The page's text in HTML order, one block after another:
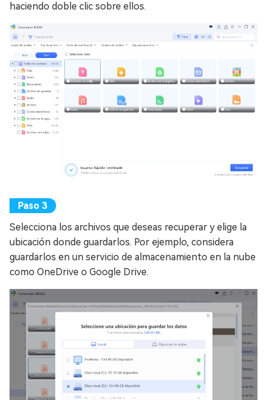
haciendo doble clic sobre ellos.
Selecciona los archivos que deseas recuperar y elige la
ubicación donde guardarlos. Por ejemplo, considera
guardarlos en un servicio de almacenamiento en la nube
como OneDrive o Google Drive.